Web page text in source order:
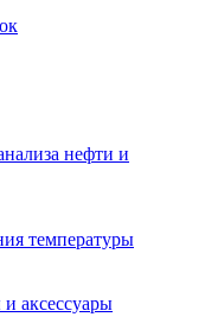
нефти и
температуры
аксессуары